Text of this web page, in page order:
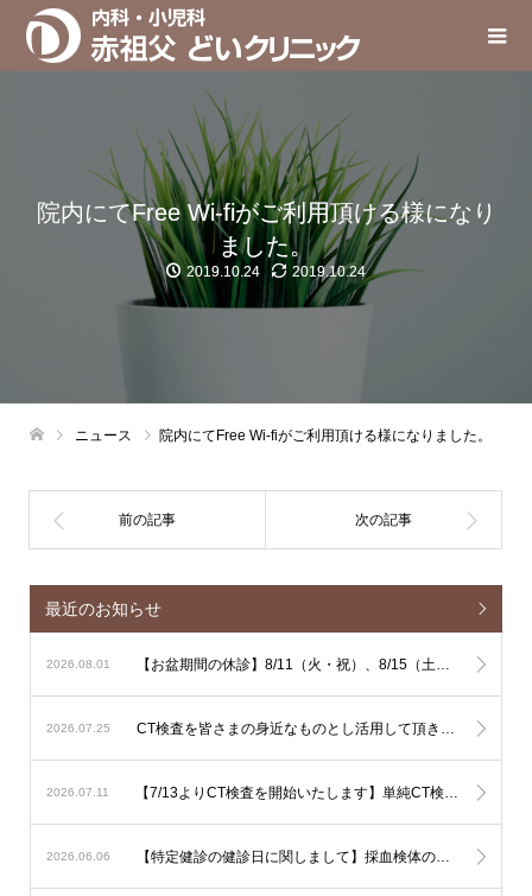
院内にてFree Wi-fiがご利用頂ける様になり
ました。
2019.10.24 2019.10.24
ニュース 院内にてFree Wi-fiがご利用頂ける様になりました。
最近のお知らせ
2026.08.01
2026.07.25
2026.07.11
2026.06.06 【特定健診の健診日に関しまして】採血検体の集配と保存の関係で、健診は月曜日から土曜日午前（土曜日午後、日曜日を除く）でお願いいたします。